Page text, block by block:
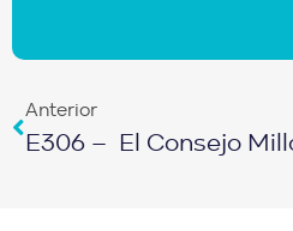
Anterior
E306 – El Consejo